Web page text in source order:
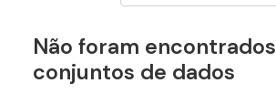
Não foram encontrados
conjuntos de dados